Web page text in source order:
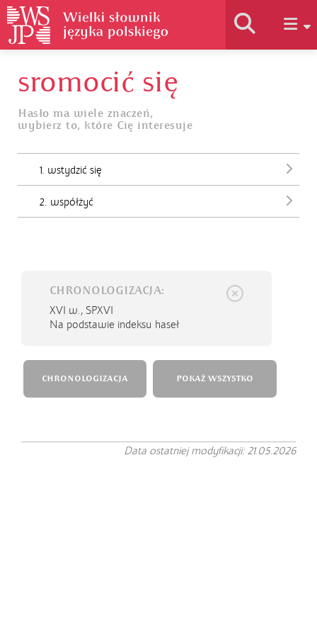
Historia słownika
Jak korzystać
sromocić się
Hasło ma wiele znaczeń,
wybierz to, które Cię interesuje
1. wstydzić się
2. współżyć
CHRONOLOGIZACJA:
XVI w., SPXVI
Na podstawie indeksu haseł
CHRONOLOGIZACJA POKAŻ WSZYSTKO
Data ostatniej modyfikacji: 21.05.2026